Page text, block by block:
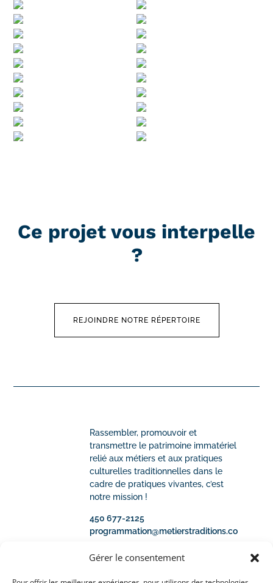
Gérer le consentement
Ce projet vous interpelle
?
REJOINDRE NOTRE RÉPERTOIRE
Rassembler, promouvoir et
transmettre le patrimoine immatériel
relié aux métiers et aux pratiques
culturelles traditionnelles dans le
cadre de pratiques vivantes, c’est
notre mission !
450 677-2125
programmation@metierstraditions.co
metierstraditions.com